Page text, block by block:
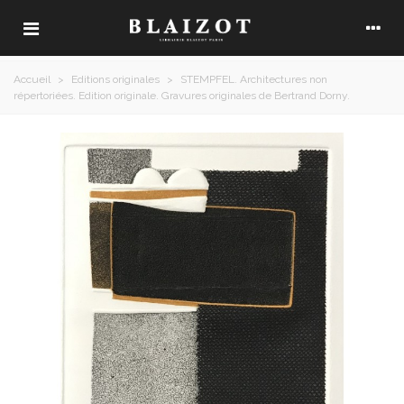
Accueil > Editions originales >
STEMPFEL. Architectures non
répertoriées. Edition originale. Gravures originales de Bertrand Dorny.